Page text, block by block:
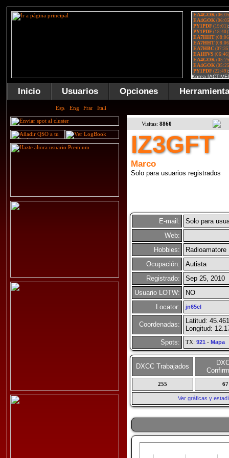
Inicio Usuarios Opciones
Visitas: 8860
IZ3GFT
Marco
Solo para usuarios registrados
E-mail:
Solo para
Web:
Hobbies:
Radioamatore
Ocupación:
Autista
Registrado:
Sep 25, 2010
Usuario LOTW:
NO
Locator:
jn65cl
Coordenadas:
Latitud:
Longitud:
Spots:
TX: 921 - Mapa
DXCC Trabajados
255 67
Ver gráficas y